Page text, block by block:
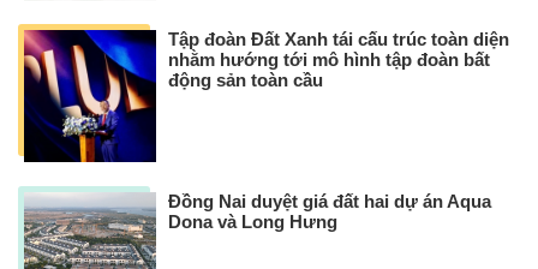
Tập đoàn Đất Xanh tái cấu trúc toàn diện
nhằm hướng tới mô hình tập đoàn bất
động sản toàn cầu
Đồng Nai duyệt giá đất hai dự án Aqua
Dona và Long Hưng